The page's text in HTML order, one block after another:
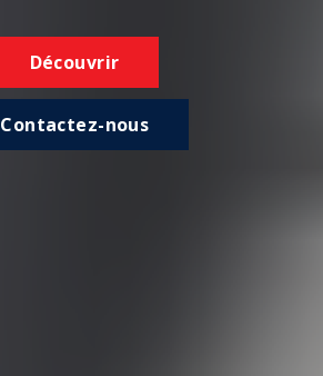
Découvrir
Contactez-nous